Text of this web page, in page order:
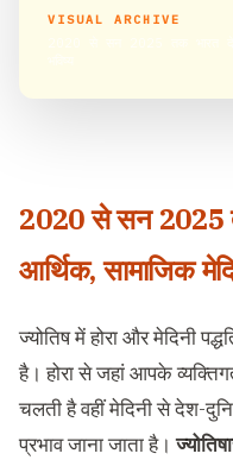
VISUAL ARCHIVE
2020 से सन 2025
आर्थिक, सामाजिक
ज्योतिष में होरा और मेदिनी
है। होरा से जहां आपके
चलती है वहीं मेदिनी से देश-
प्रभाव जाना जाता है।